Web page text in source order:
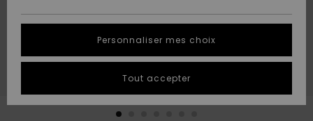
A
Découvrir
A
Découvrir
tailles
conversation
QUIKSILVER
Personnaliser mes choix
Tout accepter